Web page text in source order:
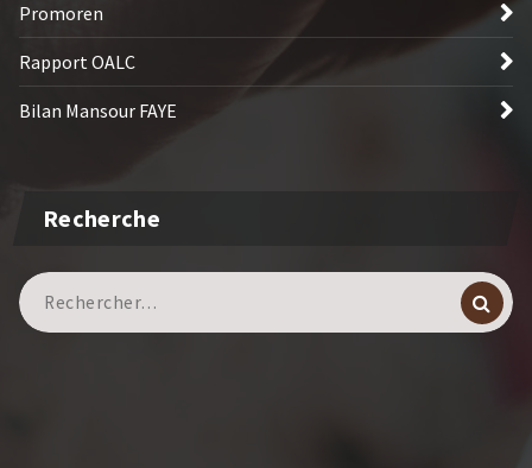
Promoren
Rapport OALC
Bilan Mansour FAYE
Recherche
Recherche
pour :